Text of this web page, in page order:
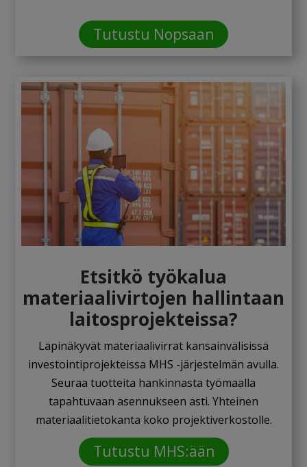
Tutustu Nopsaan
Etsitkö työkalua
materiaalivirtojen hallintaan
laitosprojekteissa?
Läpinäkyvät materiaalivirrat kansainvälisissä
investointiprojekteissa MHS -järjestelmän avulla.
Seuraa tuotteita hankinnasta työmaalla
tapahtuvaan asennukseen asti. Yhteinen
materiaalitietokanta koko projektiverkostolle.
Tutustu MHS:ään